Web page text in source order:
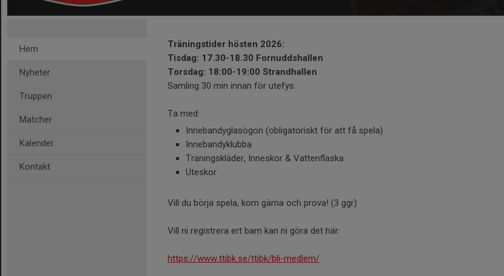
Hem
Nyheter
Truppen
Matcher
Kalender
Kontakt
Träningstider hösten 2026:
Tisdag: 17.30-18.30 Fornuddshallen
Torsdag: 18:00-19:00 Strandhallen
Samling 30 min innan för utefys.
Ta med:
Innebandyglasögon (obligatoriskt för att få spela)
Innebandyklubba
Träningskläder, Inneskor & Vattenflaska
Uteskor
Vill du börja spela, kom gärna och prova! (3 ggr)
Vill ni registrera ert barn kan ni göra det här:
https://www.ttibk.se/ttibk/bli-medlem/